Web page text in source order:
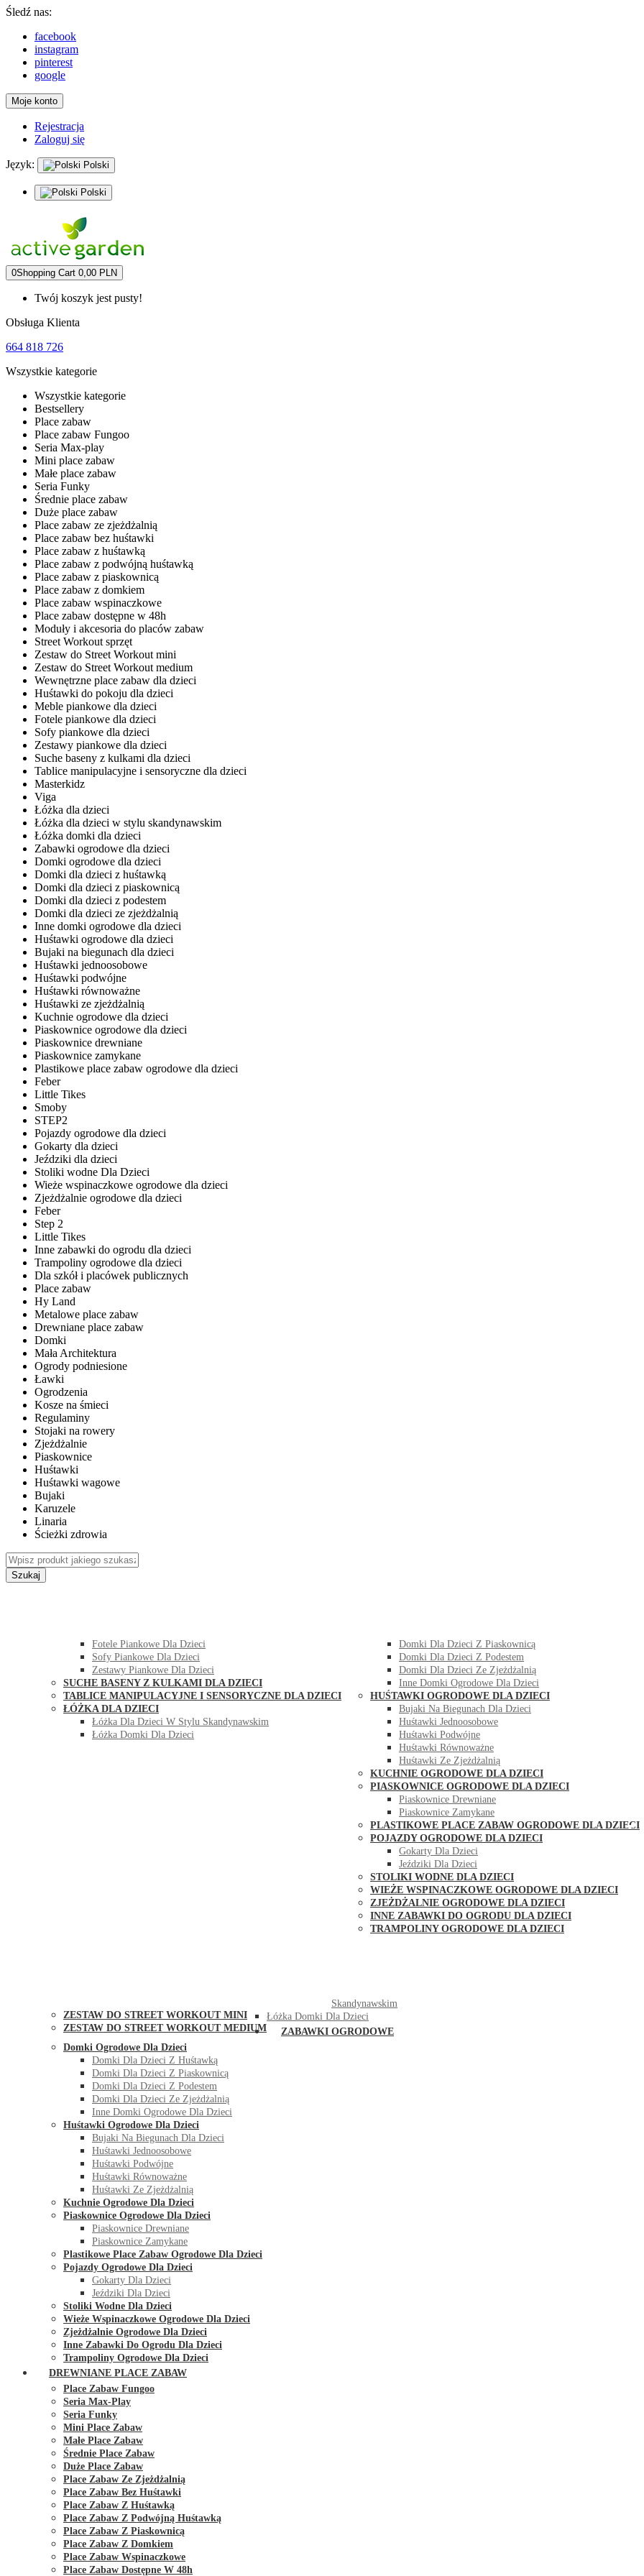
Śledź nas:
facebook
instagram
pinterest
google
Moje konto
Rejestracja
Zaloguj się
Język: Polski
Polski
0Shopping Cart 0,00 PLN
Twój koszyk jest pusty!
Obsługa Klienta
664 818 726
Wszystkie kategorie
Wszystkie kategorie
Bestsellery
Place zabaw
Place zabaw Fungoo
Seria Max-play
Mini place zabaw
Małe place zabaw
Seria Funky
Średnie place zabaw
Duże place zabaw
Place zabaw ze zjeżdżalnią
Place zabaw bez huśtawki
Place zabaw z huśtawką
Place zabaw z podwójną huśtawką
Place zabaw z piaskownicą
Place zabaw z domkiem
Place zabaw wspinaczkowe
Place zabaw dostępne w 48h
Moduły i akcesoria do placów zabaw
Street Workout sprzęt
Zestaw do Street Workout mini
Zestaw do Street Workout medium
Wewnętrzne place zabaw dla dzieci
Huśtawki do pokoju dla dzieci
Meble piankowe dla dzieci
Fotele piankowe dla dzieci
Sofy piankowe dla dzieci
Zestawy piankowe dla dzieci
Suche baseny z kulkami dla dzieci
Tablice manipulacyjne i sensoryczne dla dzieci
Masterkidz
Viga
Łóżka dla dzieci
Łóżka dla dzieci w stylu skandynawskim
Łóżka domki dla dzieci
Zabawki ogrodowe dla dzieci
Domki ogrodowe dla dzieci
Domki dla dzieci z huśtawką
Domki dla dzieci z piaskownicą
Domki dla dzieci z podestem
Domki dla dzieci ze zjeżdżalnią
Inne domki ogrodowe dla dzieci
Huśtawki ogrodowe dla dzieci
Bujaki na biegunach dla dzieci
Huśtawki jednoosobowe
Huśtawki podwójne
Huśtawki równoważne
Huśtawki ze zjeżdżalnią
Kuchnie ogrodowe dla dzieci
Piaskownice ogrodowe dla dzieci
Piaskownice drewniane
Piaskownice zamykane
Plastikowe place zabaw ogrodowe dla dzieci
Feber
Little Tikes
Smoby
STEP2
Pojazdy ogrodowe dla dzieci
Gokarty dla dzieci
Jeździki dla dzieci
Stoliki wodne Dla Dzieci
Wieże wspinaczkowe ogrodowe dla dzieci
Zjeżdżalnie ogrodowe dla dzieci
Feber
Step 2
Little Tikes
Inne zabawki do ogrodu dla dzieci
Trampoliny ogrodowe dla dzieci
Dla szkół i placówek publicznych
Place zabaw
Hy Land
Metalowe place zabaw
Drewniane place zabaw
Domki
Mała Architektura
Ogrody podniesione
Ławki
Ogrodzenia
Kosze na śmieci
Regulaminy
Stojaki na rowery
Zjeżdżalnie
Piaskownice
Huśtawki
Huśtawki wagowe
Bujaki
Karuzele
Linaria
Ścieżki zdrowia
Szukaj
Fotele Piankowe Dla Dzieci
Sofy Piankowe Dla Dzieci
Zestawy Piankowe Dla Dzieci
SUCHE BASENY Z KULKAMI DLA DZIECI
TABLICE MANIPULACYJNE I SENSORYCZNE DLA DZIECI
ŁÓŻKA DLA DZIECI
Łóżka Dla Dzieci W Stylu Skandynawskim
Łóżka Domki Dla Dzieci
Domki Dla Dzieci Z Piaskownicą
Domki Dla Dzieci Z Podestem
Domki Dla Dzieci Ze Zjeżdżalnią
Inne Domki Ogrodowe Dla Dzieci
HUŚTAWKI OGRODOWE DLA DZIECI
Bujaki Na Biegunach Dla Dzieci
Huśtawki Jednoosobowe
Huśtawki Podwójne
Huśtawki Równoważne
Huśtawki Ze Zjeżdżalnią
KUCHNIE OGRODOWE DLA DZIECI
PIASKOWNICE OGRODOWE DLA DZIECI
Piaskownice Drewniane
Piaskownice Zamykane
PLASTIKOWE PLACE ZABAW OGRODOWE DLA DZIECI
POJAZDY OGRODOWE DLA DZIECI
Gokarty Dla Dzieci
Jeździki Dla Dzieci
STOLIKI WODNE DLA DZIECI
WIEŻE WSPINACZKOWE OGRODOWE DLA DZIECI
ZJEŻDŻALNIE OGRODOWE DLA DZIECI
INNE ZABAWKI DO OGRODU DLA DZIECI
TRAMPOLINY OGRODOWE DLA DZIECI
ZESTAW DO STREET WORKOUT MINI
ZESTAW DO STREET WORKOUT MEDIUM
Skandynawskim
Łóżka Domki Dla Dzieci
ZABAWKI OGRODOWE
Domki Ogrodowe Dla Dzieci
Domki Dla Dzieci Z Huśtawką
Domki Dla Dzieci Z Piaskownicą
Domki Dla Dzieci Z Podestem
Domki Dla Dzieci Ze Zjeżdżalnią
Inne Domki Ogrodowe Dla Dzieci
Huśtawki Ogrodowe Dla Dzieci
Bujaki Na Biegunach Dla Dzieci
Huśtawki Jednoosobowe
Huśtawki Podwójne
Huśtawki Równoważne
Huśtawki Ze Zjeżdżalnią
Kuchnie Ogrodowe Dla Dzieci
Piaskownice Ogrodowe Dla Dzieci
Piaskownice Drewniane
Piaskownice Zamykane
Plastikowe Place Zabaw Ogrodowe Dla Dzieci
Pojazdy Ogrodowe Dla Dzieci
Gokarty Dla Dzieci
Jeździki Dla Dzieci
Stoliki Wodne Dla Dzieci
Wieże Wspinaczkowe Ogrodowe Dla Dzieci
Zjeżdżalnie Ogrodowe Dla Dzieci
Inne Zabawki Do Ogrodu Dla Dzieci
Trampoliny Ogrodowe Dla Dzieci
DREWNIANE PLACE ZABAW
Place Zabaw Fungoo
Seria Max-Play
Seria Funky
Mini Place Zabaw
Małe Place Zabaw
Średnie Place Zabaw
Duże Place Zabaw
Place Zabaw Ze Zjeżdżalnią
Place Zabaw Bez Huśtawki
Place Zabaw Z Huśtawką
Place Zabaw Z Podwójną Huśtawką
Place Zabaw Z Piaskownicą
Place Zabaw Z Domkiem
Place Zabaw Wspinaczkowe
Place Zabaw Dostępne W 48h